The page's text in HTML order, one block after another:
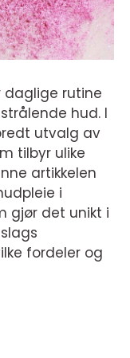
daglige rutine
hud. I
utvalg av
tilbyr ulike
artikkelen
i
gjør det unikt i
fordeler og